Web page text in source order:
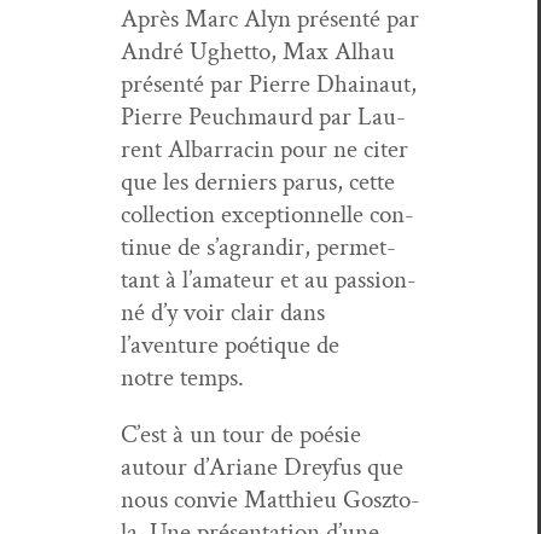
Après Marc Alyn présen­té par
André Ughet­to, Max Alhau
présen­té par Pierre Dhain­aut,
Pierre Peuch­mau­rd par Lau­
rent Albar­racin pour ne citer
que les derniers parus, cette
col­lec­tion excep­tion­nelle con­
tin­ue de s’agrandir, per­me­t­
tant à l’amateur et au pas­sion­
né d’y voir clair dans
l’aventure poé­tique de
notre temps.
C’est à un tour de poésie
autour d’Ariane Drey­fus que
nous con­vie Matthieu Gosz­to­